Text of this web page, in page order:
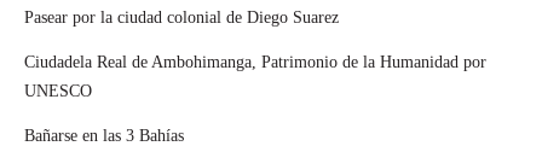
Pasear por la ciudad colonial de Diego Suarez
Ciudadela Real de Ambohimanga, Patrimonio de la Humanidad por
UNESCO
Bañarse en las 3 Bahías